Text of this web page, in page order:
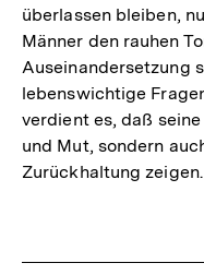
überlassen bleiben,
Männer den rauhen
Auseinandersetzung
lebenswichtige
verdient es, daß
und Mut, sondern
Zurückhaltung zeigen.